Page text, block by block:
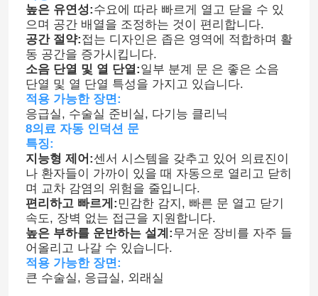
연락주세요
뉴스
경우
모듈 수술실
모듈 무균실
자동 병원 문
수술 테이블
높은 유연성:수요에 따라 빠르게 열고 닫을 수 있
으며 공간 배열을 조정하는 것이 편리합니다.
공간 절약:접는 디자인은 좁은 영역에 적합하며 활
동 공간을 증가시킵니다.
소음 단열 및 열 단열:일부 분계 문 은 좋은 소음
단열 및 열 단열 특성을 가지고 있습니다.
적용 가능한 장면:
응급실, 수술실 준비실, 다기능 클리닉
8의료 자동 인덕션 문
특징:
지능형 제어:센서 시스템을 갖추고 있어 의료진이
나 환자들이 가까이 있을 때 자동으로 열리고 닫히
며 교차 감염의 위험을 줄입니다.
편리하고 빠르게: 민감한 감지, 빠른 문 열고 닫기
속도, 장벽 없는 접근을 지원합니다.
높은 부하를 운반하는 설계:무거운 장비를 자주 들
어올리고 나갈 수 있습니다.
적용 가능한 장면:
큰 수술실, 응급실, 외래실